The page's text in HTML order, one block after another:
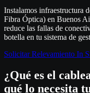
Instalamos infraestructura
Fibra Óptica) en Buenos
reduce las fallas de
botella en tu sistema de
Solicitar Relevamiento In
¿Qué es el
qué lo necesita